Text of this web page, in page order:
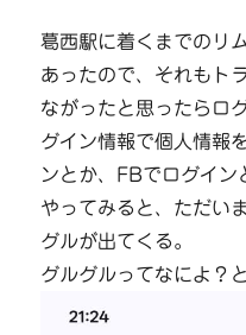
葛西駅に着くまでのリ
あったので、それもト
ながったと思ったらロ
グイン情報で個人情報
ンとか、FBでログイン
やってみると、ただい
グルが出てくる。
グルグルってなによ？